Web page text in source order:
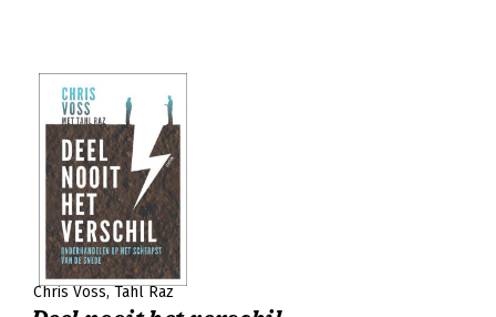
Chris Voss Tahl Raz